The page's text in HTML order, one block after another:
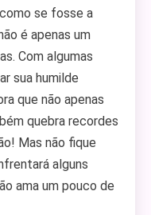
se fosse a
é apenas um
Com algumas
sua humilde
que não apenas
quebra recordes
Mas não fique
alguns
ama um pouco de